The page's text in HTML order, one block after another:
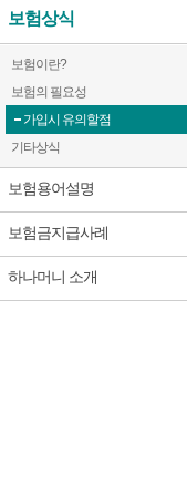
보험상식
보험이란?
보험의 필요성
가입시 유의할점
기타상식
보험용어설명
보험금지급사례
하나머니 소개